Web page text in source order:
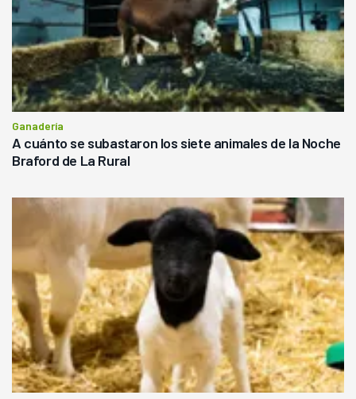
Ganadería
A cuánto se subastaron los siete animales de la Noche
Braford de La Rural